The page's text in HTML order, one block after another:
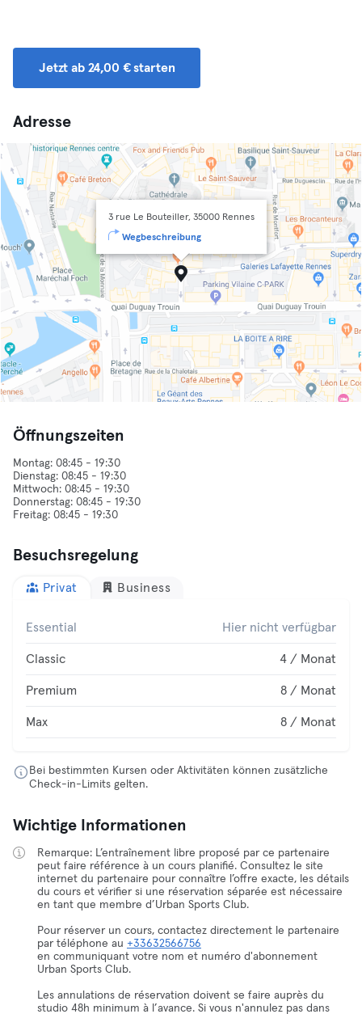
Jetzt ab 24,00 € starten
Adresse
3 rue Le Bouteiller, 35000 Rennes
Wegbeschreibung
Öffnungszeiten
Montag: 08:45 - 19:30
Dienstag: 08:45 - 19:30
Mittwoch: 08:45 - 19:30
Donnerstag: 08:45 - 19:30
Besuchsregelung
Privat Business
Essential Hier nicht verfügbar
Classic 4 / Monat
Premium 8 / Monat
Max 8 / Monat
Bei bestimmten Kursen oder Aktivitäten können zusätzliche
Check-in-Limits gelten.
Wichtige Informationen
Remarque: L’entraînement libre proposé par ce partenaire
peut faire référence à un cours planifié. Consultez le site
internet du partenaire pour connaître l’offre exacte, les détails
du cours et vérifier si une réservation séparée est nécessaire
en tant que membre d’Urban Sports Club.
Pour réserver un cours, contactez directement le partenaire
par téléphone au +33632566756
en communiquant votre nom et numéro d'abonnement
Urban Sports Club.
Les annulations de réservation doivent se faire auprès du
studio 48h minimum à l’avance. Si vous n'annulez pas dans